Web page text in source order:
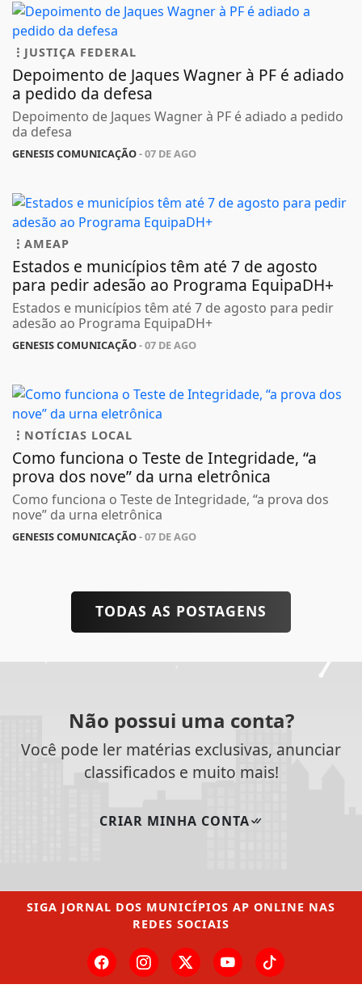
JUSTIÇA FEDERAL
Depoimento de Jaques Wagner à PF é adiado
a pedido da defesa
Depoimento de Jaques Wagner à PF é adiado a pedido
da defesa
GENESIS COMUNICAÇÃO- 07 DE AGO
AMEAP
Estados e municípios têm até 7 de agosto
para pedir adesão ao Programa EquipaDH+
Estados e municípios têm até 7 de agosto para pedir
adesão ao Programa EquipaDH+
GENESIS COMUNICAÇÃO- 07 DE AGO
NOTÍCIAS LOCAL
Como funciona o Teste de Integridade, “a
prova dos nove” da urna eletrônica
Como funciona o Teste de Integridade, “a prova dos
nove” da urna eletrônica
GENESIS COMUNICAÇÃO- 07 DE AGO
TODAS AS POSTAGENS
Não possui uma conta?
Você pode ler matérias exclusivas, anunciar
classificados e muito mais!
CRIAR MINHA CONTA
SIGA JORNAL DOS MUNICÍPIOS AP ONLINE NAS
REDES SOCIAIS